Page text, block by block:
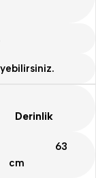
Derinlik
63
cm